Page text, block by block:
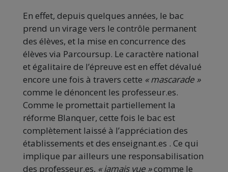
En effet, depuis quelques années, le bac
prend un virage vers le contrôle permanent
des élèves, et la mise en concurrence des
élèves via Parcoursup. Le caractère national
et égalitaire de l’épreuve est en effet dévalué
encore une fois à travers cette « mascarade »
comme le dénoncent les professeur.es.
Comme le promettait partiellement la
réforme Blanquer, cette fois le bac est
complètement laissé à l’appréciation des
établissements et des enseignant.es . Ce qui
implique par ailleurs une responsabilisation
des professeur.es, « jamais vue »comme le